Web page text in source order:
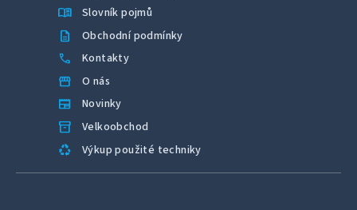
menu_book Slovník pojmů
description Obchodní podmínky
call Kontakty
storefront O nás
newspaper Novinky
inventory_2 Velkoobchod
recycling Výkup použité techniky